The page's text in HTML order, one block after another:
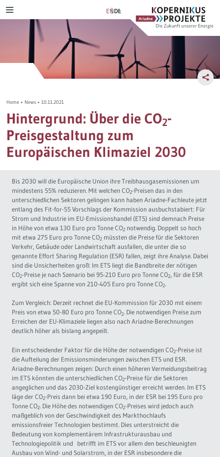
ENDE
MENU Ariadne
Kopernikus-
Projekt
Home • News • 10.11.2021
Hintergrund: Über die CO2-
Preisgestaltung zum
Europäischen Klimaziel 2030
Bis 2030 will die Europäische Union ihre Treibhausgasemissionen um
mindestens 55% reduzieren. Mit welchen CO2-Preisen das in den
unterschiedlichen Sektoren gelingen kann haben Ariadne-Fachleute jetzt
entlang des Fit-for-55 Vorschlags der Kommission ausbuchstabiert: Für
Strom und Industrie im EU-Emissionshandel (ETS) sind demnach Preise
in Höhe von etwa 130 Euro pro Tonne CO2 notwendig. Doppelt so hoch
mit etwa 275 Euro pro Tonne CO2 müssten die Preise für die Sektoren
Verkehr, Gebäude oder Landwirtschaft ausfallen, die unter die so
genannte Effort Sharing Regulation (ESR) fallen, zeigt ihre Analyse. Dabei
sind die Unsicherheiten groß: Im ETS liegt die Bandbreite der nötigen
CO2-Preise je nach Szenario bei 95-210 Euro pro Tonne CO2, für die ESR
ergibt sich eine Spanne von 210-405 Euro pro Tonne CO2.
Zum Vergleich: Derzeit rechnet die EU-Kommission für 2030 mit einem
Preis von etwa 50-80 Euro pro Tonne CO2. Die notwendigen Preise zum
Erreichen der EU-Klimaziele liegen also nach Ariadne-Berechnungen
deutlich höher als bislang angepeilt.
Ein entscheidender Faktor für die Höhe der notwendigen CO2-Preise ist
die Aufteilung der Emissionsminderungen zwischen ETS und ESR.
Ariadne-Berechnungen zeigen: Durch einen höheren Vermeidungsbeitrag
im ETS könnten die unterschiedlichen CO2-Preise für die Sektoren
angeglichen und das 2030-Ziel kostengünstiger erreicht werden. Im ETS
läge der CO2-Preis dann bei etwa 190 Euro, in der ESR bei 195 Euro pro
Tonne CO2. Die Höhe des notwendigen CO2-Preises wird jedoch auch
maßgeblich von der Geschwindigkeit des Markthochlaufs
emissionsfreier Technologien bestimmt. Dies unterstreicht die
Bedeutung von komplementärem Infrastrukturausbau und
Technologiepolitik und betrifft im ETS vor allem den beschleunigten
Ausbau von Wind- und Solarstrom, in der ESR insbesondere die
Szenarien & Pfade
Verkehrswende
Wärmewende
Verteilungsgerechtigkeit
Steuerreform
Industriewende
Wasserstoff
Governance
Europa & Green Deal
Themen Übersicht
Transformation Tracker
NetZero
Verkehrswendemonitor
D-Ticket Impact Tracker
Politikmix-Explorer
Lern- und Explorationsmodule
Ariadne-Pathfinder
Soziales Nachhaltigkeitsbarometer
Ariadne-Anspruch
Bürgerdeliberation
Lernprozess
Journal-Publikationen